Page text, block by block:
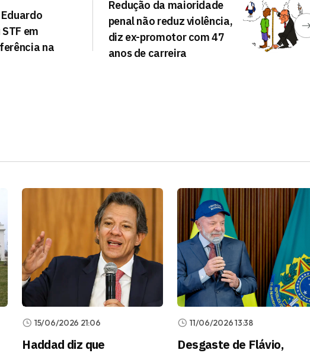
Eduardo
em
na
Redução da maioridade
penal não reduz violência,
diz ex-promotor com 47
anos de carreira
15/06/2026 21:06
Haddad diz que
11/06/2026 13:38
Desgaste de Flávio,